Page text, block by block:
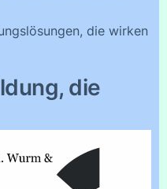
die wirken
die